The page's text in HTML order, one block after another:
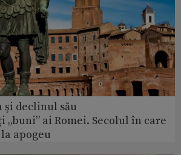
şi declinul său
„buni” ai Romei. Secolul în care
apogeu